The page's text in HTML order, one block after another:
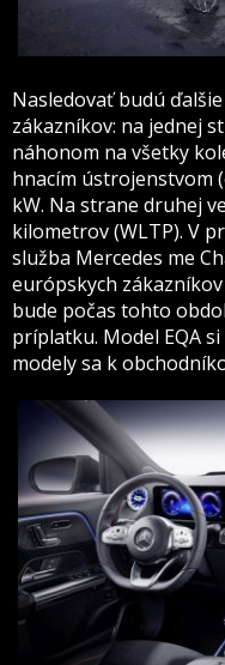
Nasledovať budú
zákazníkov: na jednej
náhonom na všetky
hnacím ústrojenstvom
kW. Na strane druhej
kilometrov (WLTP). V
služba Mercedes me
európskych
bude počas tohto
príplatku. Model EQA
modely sa k